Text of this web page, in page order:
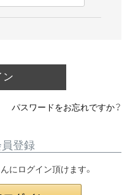
ン
パスワードをお忘れですか？
員登録
にログイン頂けます。